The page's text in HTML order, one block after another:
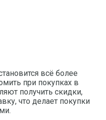
всё более
при покупках в
получить скидки,
что делает покупки